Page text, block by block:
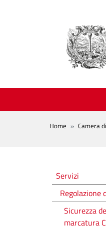
Home Camera
Servizi
Regolazione
Sicurezza
marcatura